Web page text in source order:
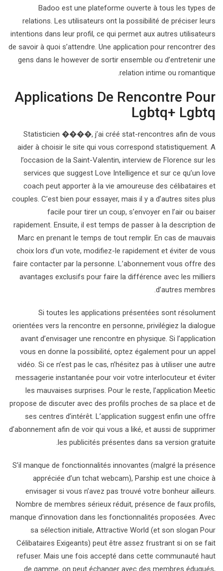
Badoo est une plateforme ouverte à tous les types de
relations. Les utilisateurs ont la possibilité de préciser leurs
intentions dans leur profil, ce qui permet aux autres utilisateurs
de savoir à quoi s’attendre. Une application pour rencontrer des
gens dans le however de sortir ensemble ou d’entretenir une
relation intime ou romantique.
Applications De Rencontre Pour
Lgbtq+ Lgbtq
Statisticien ��‍��, j’ai créé stat-rencontres afin de vous
aider à choisir le site qui vous correspond statistiquement. A
l’occasion de la Saint-Valentin, interview de Florence sur les
services que suggest Love Intelligence et sur ce qu’un love
coach peut apporter à la vie amoureuse des célibataires et
couples. C’est bien pour essayer, mais il y a d’autres sites plus
facile pour tirer un coup, s’envoyer en l’air ou baiser
rapidement. Ensuite, il est temps de passer à la description de
Marc en prenant le temps de tout remplir. En cas de mauvais
choix lors d’un vote, modifiez-le rapidement et éviter de vous
faire contacter par la personne. L’abonnement vous offre des
avantages exclusifs pour faire la différence avec les milliers
d’autres membres.
Si toutes les applications présentées sont résolument
orientées vers la rencontre en personne, privilégiez la dialogue
avant d’envisager une rencontre en physique. Si l’application
vous en donne la possibilité, optez également pour un appel
vidéo. Si ce n’est pas le cas, n’hésitez pas à utiliser une autre
messagerie instantanée pour voir votre interlocuteur et éviter
les mauvaises surprises. Pour le reste, l’application Meetic
propose de discuter avec des profils proches de sa place et de
ses centres d’intérêt. L’application suggest enfin une offre
d’abonnement afin de voir qui vous a liké, et aussi de supprimer
les publicités présentes dans sa version gratuite.
S’il manque de fonctionnalités innovantes (malgré la présence
appréciée d’un tchat webcam), Parship est une choice à
envisager si vous n’avez pas trouvé votre bonheur ailleurs.
Nombre de membres sérieux réduit, présence de faux profils,
manque d’innovation dans les fonctionnalités proposées. Avec
sa sélection initiale, Attractive World (et son slogan Pour
Célibataires Exigeants) peut être assez frustrant si on se fait
refuser. Mais une fois accepté dans cette communauté haut
de gamme, on peut échanger avec des membres éduqués,